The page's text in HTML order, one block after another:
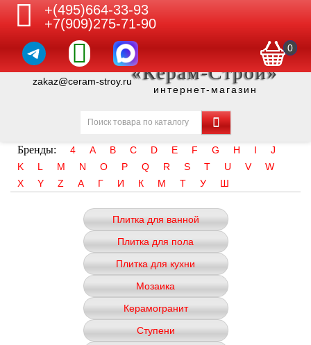
+(495)664-33-93
+7(909)275-71-90
0
zakaz@ceram-stroy.ru«Керам-Строй»
интернет-магазин
Бренды: 4 A B C D E F G H I
J
K
L M N O P Q R S T U V
W
X
Y Z А Г И К М Т У Ш
Плитка для ванной
Плитка для пола
Плитка для кухни
Мозаика
Керамогранит
Ступени